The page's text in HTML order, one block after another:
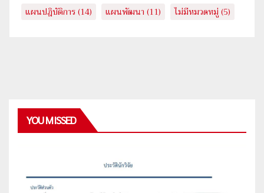
แผนปฎิบัติการ(14) แผนพัฒนา (11) ไม่มีหมวดหมู่(5)
YOU MISSED